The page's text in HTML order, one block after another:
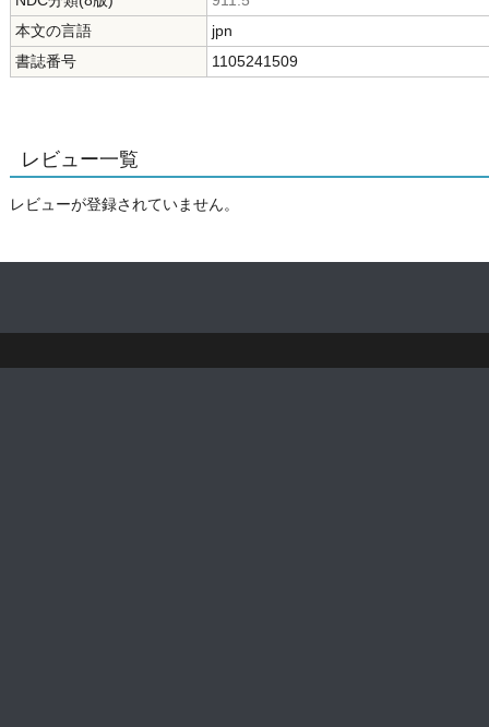
本文の言語
jpn
書誌番号
1105241509
レビュー一覧
レビューが登録されていません。